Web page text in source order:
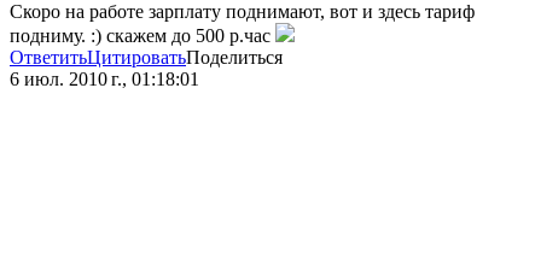
Скоро на работе зарплату поднимают, вот и здесь тариф
подниму. :) скажем до 500 р.час
ОтветитьЦитироватьПоделиться
6 июл. 2010 г., 01:18:01